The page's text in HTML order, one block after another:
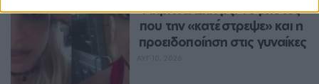
Μπρίτνεϊ Σπίαρς: Το μπότοξ
που την «κατέστρεψε» και η
προειδοποίηση στις γυναίκες